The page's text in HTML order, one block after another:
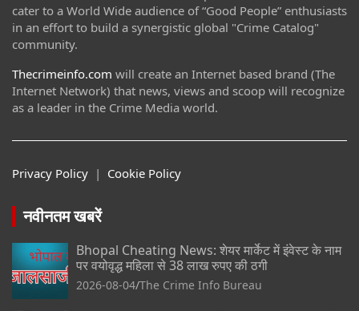
cater to a World Wide audience of “Good People” enthusiasts
in an effort to build a synergistic global "Crime Catalog"
community.
Thecrimeinfo.com will create an Internet based brand (The
Internet Network) that news, views and scoop will recognize
as a leader in the Crime Media world.
Privacy Policy | Cookie Policy
नवीनतम खबरें
Bhopal Cheating News: शेयर मार्केट में इंवेस्ट के नाम
पर वयोवृद्ध महिला से 38 लाख रुपए की ठगी
2026-08-04 The Crime Info Bureau